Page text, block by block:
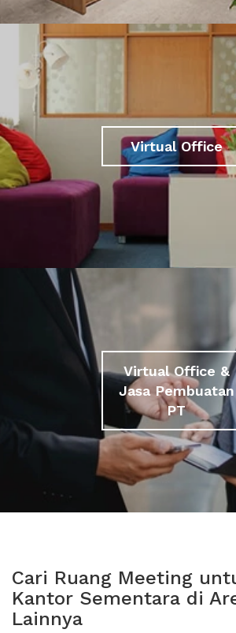
Virtual Office
Virtual Office &
Jasa Pembuatan
PT
Cari Ruang Meeting
Kantor Sementara di
Lainnya